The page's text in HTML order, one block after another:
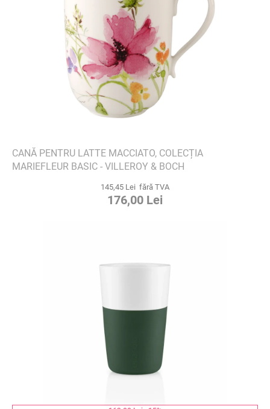
CANĂ PENTRU LATTE MACCIATO, COLECȚIA
MARIEFLEUR BASIC - VILLEROY & BOCH
145,45 Lei fără TVA
176,00 Lei